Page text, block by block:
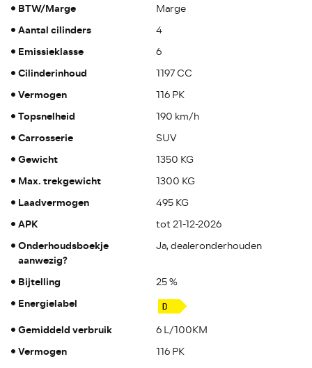
BTW/Marge Marge
Aantal cilinders 4
Emissieklasse 6
Cilinderinhoud 1197 CC
Vermogen 116 PK
Topsnelheid 190 km/h
Carrosserie SUV
Gewicht 1350 KG
Max. trekgewicht 1300 KG
Laadvermogen 495 KG
APK tot 21-12-2026
Onderhoudsboekje
aanwezig?
Ja, dealeronderhouden
Bijtelling 25 %
Energielabel
Gemiddeld verbruik
6 L/100KM
Vermogen 116 PK